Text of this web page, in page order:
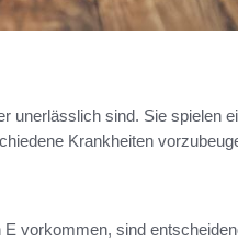
unerlässlich sind. Sie spielen
Krankheiten
vorkommen, sind